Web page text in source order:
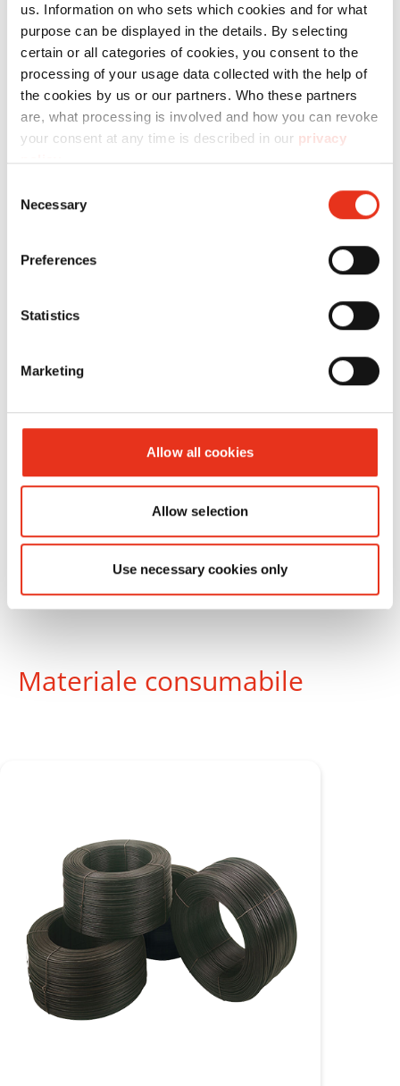
us. Information on who sets which cookies and for what
purpose can be displayed in the details. By selecting
certain or all categories of cookies, you consent to the
processing of your usage data collected with the help of
the cookies by us or our partners. Who these partners
are, what processing is involved and how you can revoke
your consent at any time is described in our privacy
policy.
Selection
Necessary
Preferences
Statistics
Marketing
Allow all cookies
Allow selection
Use necessary cookies only
HSM VK
1210
6617001 159 kN
2306
Materiale consumabile